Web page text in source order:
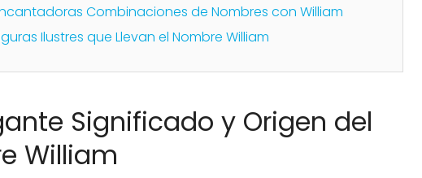
Combinaciones de Nombres con William
Ilustres que Llevan el Nombre William
Significado y Origen del
William